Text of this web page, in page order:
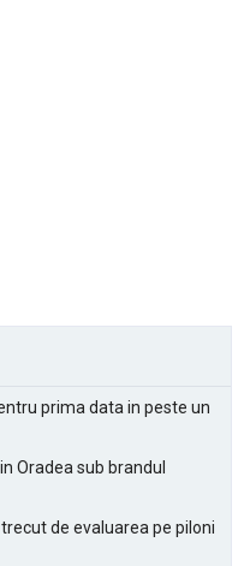
prima data in peste un
Oradea sub brandul
de evaluarea pe piloni